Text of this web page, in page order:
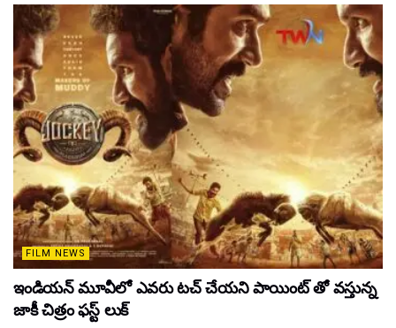
FILM NEWS
ఇండియన్ మూవీలో ఎవరు టచ్ చేయని పాయింట్ తో వస్తున్న
జాకీ చిత్రం ఫస్ట్ లుక్